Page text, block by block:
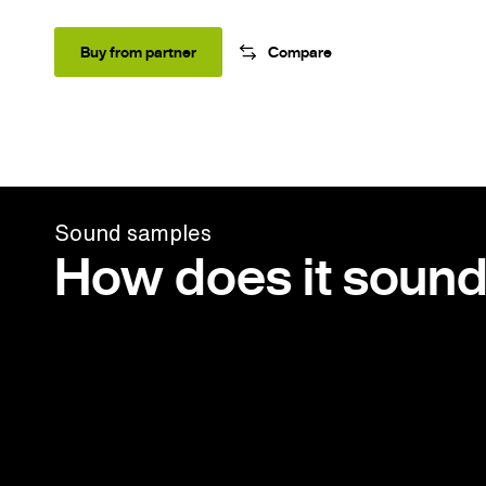
Buy from partner Compare
Sound samples
How does it